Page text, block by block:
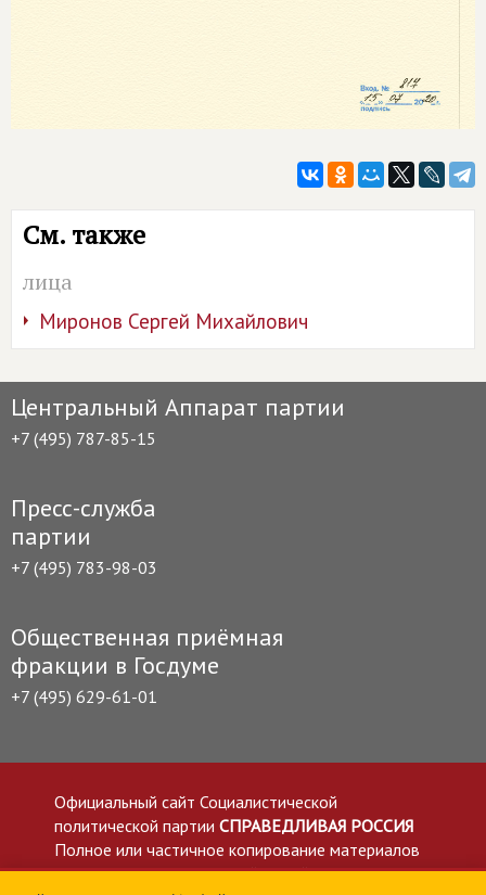
См. также
лица
Миронов Сергей Михайлович
Центральный Аппарат партии
+7 (495) 787-85-15
Пресс-служба
партии
+7 (495) 783-98-03
Общественная приёмная
фракции в Госдуме
+7 (495) 629-61-01
Официальный сайт Социалистической
политической партии СПРАВЕДЛИВАЯ РОССИЯ
Полное или частичное копирование материалов
приветствуется со ссылкой на сайт spravedlivo.ru